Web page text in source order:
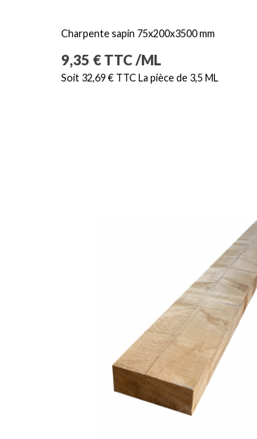
Charpente sapin 75x200x3500 mm
Prix
9,35 € TTC /ML
Soit 32,69 € TTC La pièce de 3,5 ML